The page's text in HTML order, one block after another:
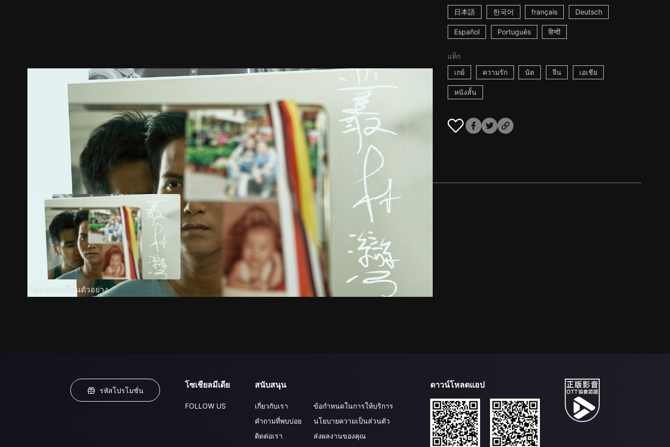
日本語 한국어 français Deutsch
Español Português हिन्दी
แท็ก
เกย์
ความรัก นัด จีน เอเชีย
หนังสั้น
ภาพนิ่ง เนื้อหาที่แนะนำ รายละเอียด
ไม่อาจลบเลือนตัวอย่าง
รหัสโปรโมชั่น
โซเชียลมีเดีย
FOLLOW US
สนับสนุน
เกี่ยวกับเรา
คำถามที่พบบ่อย
ติดต่อเรา
ข้อกำหนดในการให้บริการ
นโยบายความเป็นส่วนตัว
ส่งผลงานของคุณ
ดาวน์โหลดแอป